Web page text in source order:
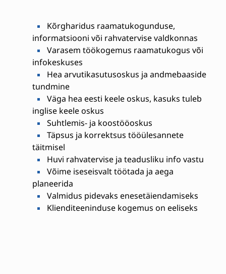
Kõrgharidus raamatukogunduse,
informatsiooni või rahvatervise valdkonnas
Varasem töökogemus raamatukogus või
infokeskuses
Hea arvutikasutusoskus ja andmebaaside
tundmine
Väga hea eesti keele oskus, kasuks tuleb
inglise keele oskus
Suhtlemis- ja koostööoskus
Täpsus ja korrektsus tööülesannete
täitmisel
Huvi rahvatervise ja teadusliku info vastu
Võime iseseisvalt töötada ja aega
planeerida
Valmidus pidevaks enesetäiendamiseks
Klienditeeninduse kogemus on eeliseks